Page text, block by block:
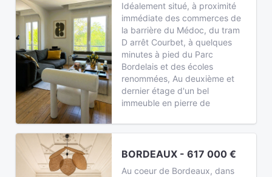
Idéalement situé, à proximité
immédiate des commerces de
la barrière du Médoc, du tram
D arrêt Courbet, à quelques
minutes à pied du Parc
Bordelais et des écoles
renommées, Au deuxième et
dernier étage d'un bel
immeuble en pierre de
BORDEAUX - 617 000 €
Au coeur de Bordeaux, dans